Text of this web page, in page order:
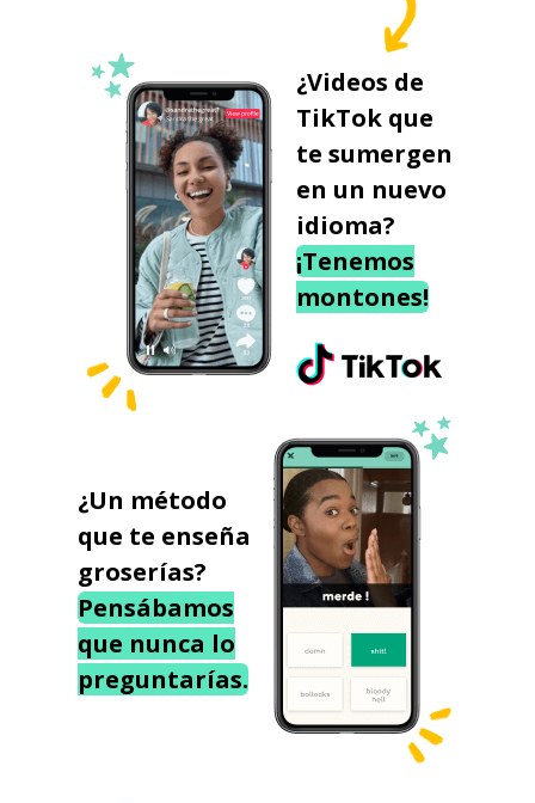
¿Videos de
TikTok que
te sumergen
en un nuevo
idioma?
¡Tenemos
montones!
¿Un método
que te enseña
groserías?
Pensábamos
que nunca lo
preguntarías.